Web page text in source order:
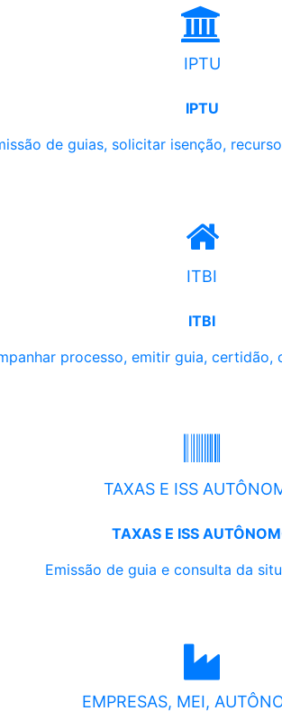
IPTU
IPTU
de guias, solicitar isenção,
ITBI
ITBI
processo, emitir guia, certidão,
TAXAS E ISS
TAXAS E ISS
Emissão de guia e consulta da
EMPRESAS, MEI,